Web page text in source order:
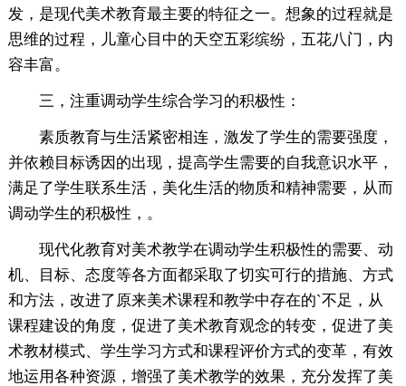
发，是现代美术教育最主要的特征之一。想象的过程就是
思维的过程，儿童心目中的天空五彩缤纷，五花八门，内
容丰富。
三，注重调动学生综合学习的积极性：
素质教育与生活紧密相连，激发了学生的需要强度，
并依赖目标诱因的出现，提高学生需要的自我意识水平，
满足了学生联系生活，美化生活的物质和精神需要，从而
调动学生的积极性，。
现代化教育对美术教学在调动学生积极性的需要、动
机、目标、态度等各方面都采取了切实可行的措施、方式
和方法，改进了原来美术课程和教学中存在的`不足，从
课程建设的角度，促进了美术教育观念的转变，促进了美
术教材模式、学生学习方式和课程评价方式的变革，有效
地运用各种资源，增强了美术教学的效果，充分发挥了美